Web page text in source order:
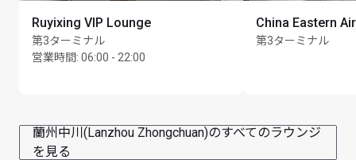
Ruyixing VIP Lounge
第3ターミナル
営業時間: 06:00 - 22:00
China Eastern
第3ターミナル
蘭州中川(Lanzhou Zhongchuan)のすべてのラウンジ
を見る